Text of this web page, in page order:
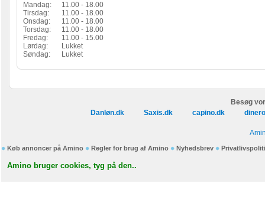
Mandag:
11.00 - 18.00
Tirsdag:
11.00 - 18.00
Onsdag:
11.00 - 18.00
Torsdag:
11.00 - 18.00
Fredag:
11.00 - 15.00
Lørdag:
Lukket
Søndag:
Lukket
Besøg
Danløn.dk
Saxis.dk capino.dk
Køb annoncer på Amino Regler for brug af Amino Nyhedsbrev
Amino bruger cookies, tyg på den..